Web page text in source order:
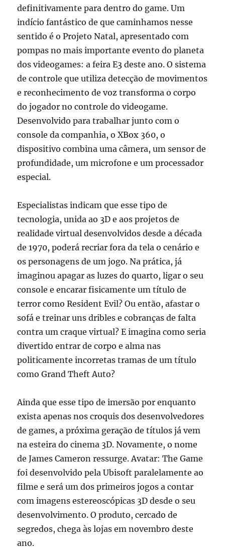
definitivamente para dentro do game. Um
indício fantástico de que caminhamos nesse
sentido é o Projeto Natal, apresentado com
pompas no mais importante evento do planeta
dos videogames: a feira E3 deste ano. O sistema
de controle que utiliza detecção de movimentos
e reconhecimento de voz transforma o corpo
do jogador no controle do videogame.
Desenvolvido para trabalhar junto com o
console da companhia, o XBox 360, o
dispositivo combina uma câmera, um sensor de
profundidade, um microfone e um processador
especial.
Especialistas indicam que esse tipo de
tecnologia, unida ao 3D e aos projetos de
realidade virtual desenvolvidos desde a década
de 1970, poderá recriar fora da tela o cenário e
os personagens de um jogo. Na prática, já
imaginou apagar as luzes do quarto, ligar o seu
console e encarar fisicamente um título de
terror como Resident Evil? Ou então, afastar o
sofá e treinar uns dribles e cobranças de falta
contra um craque virtual? E imagina como seria
divertido entrar de corpo e alma nas
politicamente incorretas tramas de um título
como Grand Theft Auto?
Ainda que esse tipo de imersão por enquanto
exista apenas nos croquis dos desenvolvedores
de games, a próxima geração de títulos já vem
na esteira do cinema 3D. Novamente, o nome
de James Cameron ressurge. Avatar: The Game
foi desenvolvido pela Ubisoft paralelamente ao
filme e será um dos primeiros jogos a contar
com imagens estereoscópicas 3D desde o seu
desenvolvimento. O produto, cercado de
segredos, chega às lojas em novembro deste
ano.